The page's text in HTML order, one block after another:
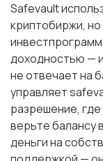
Safevault
криптобиржи,
доходностью —
не отвечает на
управляет
разрешение,
верьте балансу
деньги на